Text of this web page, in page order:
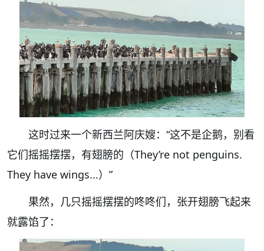
这时过来一个新西兰阿庆嫂： “这不是企鹅，别看
它们摇摇摆摆，有翅膀的（They’re not penguins.
They have wings...）”
果然，几只摇摇摆摆的咚咚们，张开翅膀飞起来
就露馅了：